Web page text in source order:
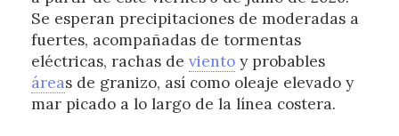
Se esperan precipitaciones de moderadas a
fuertes, acompañadas de tormentas
eléctricas, rachas de vientoy probables
áreas de granizo, así como oleaje elevado y
mar picado a lo largo de la línea costera.